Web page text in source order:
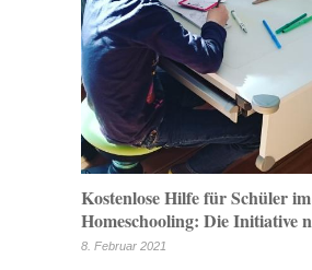
Kostenlose Hilfe für Schüler im
Homeschooling: Die Initiative
8. Februar 2021